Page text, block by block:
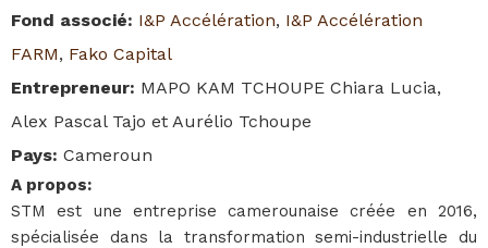
Fond associé: I&P Accélération, I&P Accélération
FARM, Fako Capital
Entrepreneur: MAPO KAM TCHOUPE Chiara Lucia,
Alex Pascal Tajo et Aurélio Tchoupe
Pays: Cameroun
A propos:
STM est une entreprise camerounaise créée en 2016,
spécialisée dans la transformation semi-industrielle du